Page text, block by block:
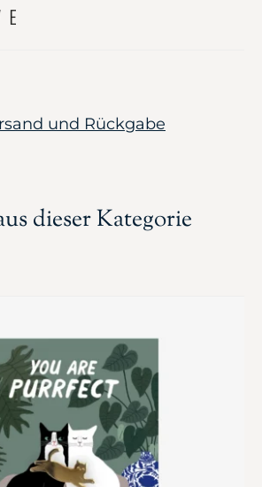
und Rückgabe
dieser Kategorie